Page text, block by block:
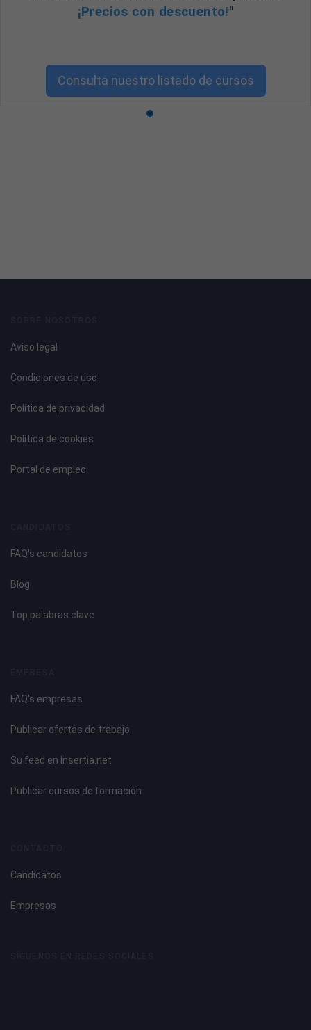
¡Precios con descuento!"
Consulta nuestro listado de cursos
Aviso legal
Condiciones de uso
Política de privacidad
Política de cookies
Portal de empleo
FAQ's candidatos
Blog
Top palabras clave
FAQ's empresas
Publicar ofertas de trabajo
Su feed en Insertia.net
Publicar cursos de formación
Candidatos
Empresas